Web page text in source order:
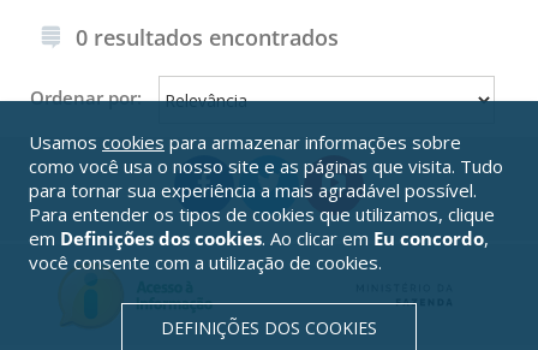
0 resultados encontrados
Ordenar por:
Usamos cookies para armazenar informações sobre
como você usa o nosso site e as páginas que visita. Tudo
para tornar sua experiência a mais agradável possível.
Para entender os tipos de cookies que utilizamos, clique
em Definições dos cookies. Ao clicar em Eu concordo,
você consente com a utilização de cookies.
DEFINIÇÕES DOS COOKIES